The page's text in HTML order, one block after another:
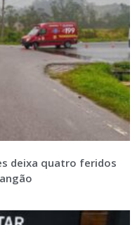
deixa quatro feridos